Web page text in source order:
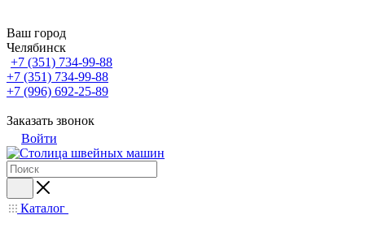
Ваш город
Челябинск
+7 (351) 734-99-88
+7 (351) 734-99-88
+7 (996) 692-25-89
Заказать звонок
Войти
Каталог